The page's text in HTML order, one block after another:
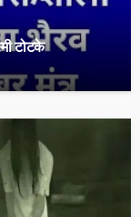
टोटके